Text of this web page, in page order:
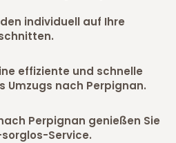
individuell auf Ihre
effiziente und schnelle
Umzugs nach Perpignan.
Perpignan genießen Sie
Service.